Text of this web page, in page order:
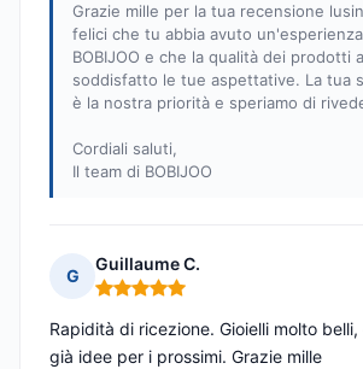
Grazie mille per la tua recensione
felici che tu abbia avuto
BOBIJOO e che la qualità dei prodotti
soddisfatto le tue aspettative. La tua
è la nostra priorità e speriamo di
Cordiali saluti,
Il team di BOBIJOO
G
Guillaume C.
Nota: 5 su 5
Rapidità di ricezione. Gioielli molto
già idee per i prossimi. Grazie mille